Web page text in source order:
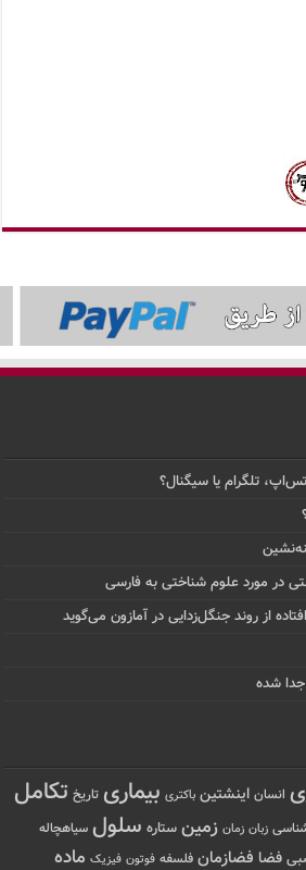
تلگرام یا سیگنال؟
در مورد علوم شناختی به فارسی
از روند جنگل‌زدایی در آمازون می‌گوید
جدا شده
انسان اینشتین باکتری بیماری تاریخ تکامل
زبان زمان زمین ستاره سلول سیاهچاله
فضا فضازمان فلسفه فوتون فیزیک ماده